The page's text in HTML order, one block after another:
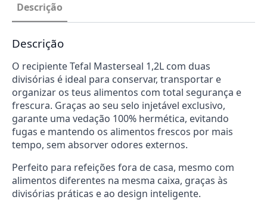
Descrição
Descrição
O recipiente Tefal Masterseal 1,2L com duas
divisórias é ideal para conservar, transportar e
organizar os teus alimentos com total segurança e
frescura. Graças ao seu selo injetável exclusivo,
garante uma vedação 100% hermética, evitando
fugas e mantendo os alimentos frescos por mais
tempo, sem absorver odores externos.
Perfeito para refeições fora de casa, mesmo com
alimentos diferentes na mesma caixa, graças às
divisórias práticas e ao design inteligente.